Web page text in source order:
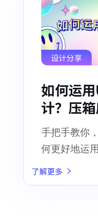
设计分享
如何运
计？压箱
手把手教你
何更好地运用
了解更多